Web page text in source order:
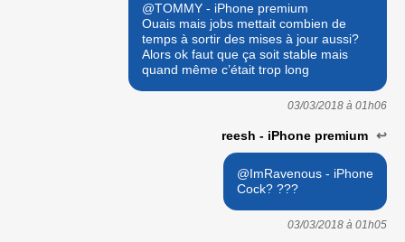
@TOMMY - iPhone premium
Ouais mais jobs mettait combien de
temps à sortir des mises à jour aussi?
Alors ok faut que ça soit stable mais
quand même c’était trop long
03/03/2018 à 01h06
reesh - iPhone premium ↩
@ImRavenous - iPhone
Cock? ???
03/03/2018 à 01h05